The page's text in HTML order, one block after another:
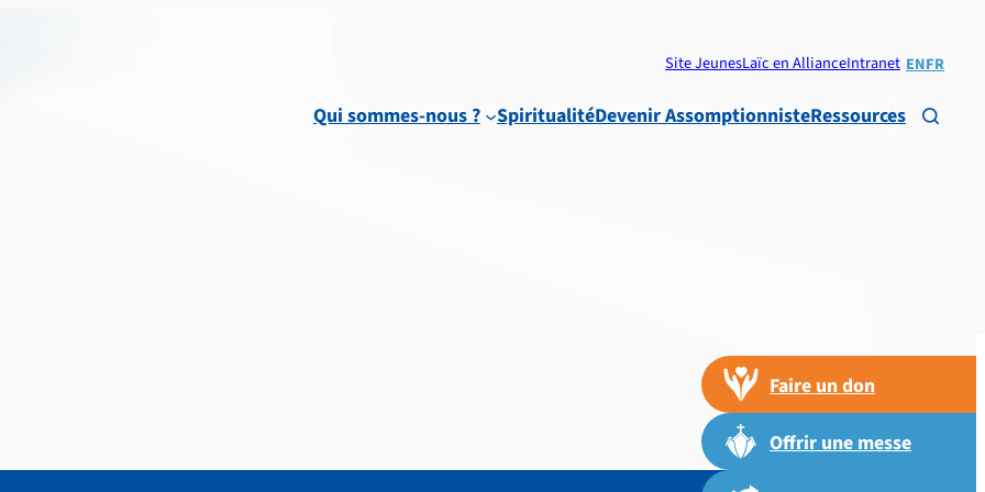
Site JeunesLaïc en AllianceIntranet ENFR
Qui sommes-nous ? SpiritualitéDevenir AssomptionnisteRessources 
Faire un don
Offrir une messe